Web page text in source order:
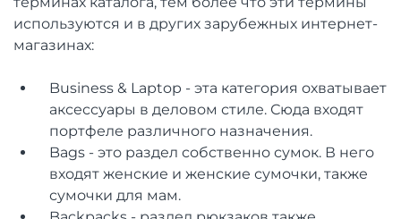
используются и в других зарубежных интернет-
магазинах:
Business & Laptop - эта категория охватывает
аксессуары в деловом стиле. Сюда входят
портфеле различного назначения.
Bags - это раздел собственно сумок. В него
входят женские и женские сумочки, также
сумочки для мам.